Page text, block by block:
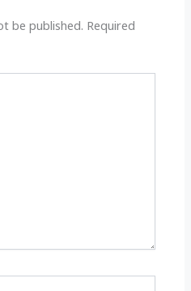
be published. Required